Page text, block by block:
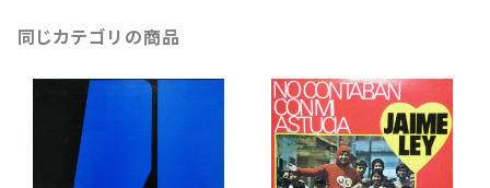
同じカテゴリの商品